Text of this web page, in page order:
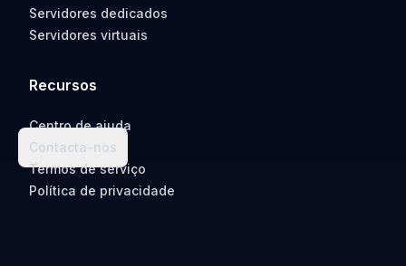
Servidores dedicados
Servidores virtuais
Recursos
Centro de ajuda
Contacta-nos
Termos de serviço
Política de privacidade